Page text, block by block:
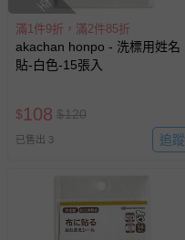
滿1件9折，滿2件85折
akachan honpo - 洗標用姓名
貼-白色-15張入
$108 $120
已售出 3 追蹤